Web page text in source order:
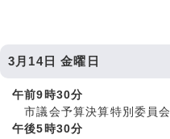
3月14日 金曜日
午前9時30分
市議会予算決算特別委員会
午後5時30分